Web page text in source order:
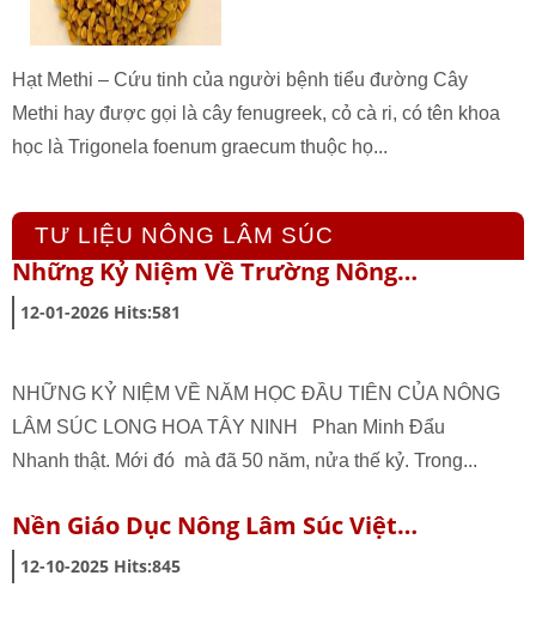
Hạt Methi – Cứu tinh của người bệnh tiểu đường Cây
Methi hay được gọi là cây fenugreek, cỏ cà ri, có tên khoa
học là Trigonela foenum graecum thuộc họ...
TƯ LIỆU NÔNG LÂM SÚC
Những Kỷ Niệm Về Trường Nông…
12-01-2026 Hits:581
NHỮNG KỶ NIỆM VỀ NĂM HỌC ĐẦU TIÊN CỦA NÔNG
LÂM SÚC LONG HOA TÂY NINH Phan Minh Đẩu
Nhanh thật. Mới đó mà đã 50 năm, nửa thế kỷ. Trong...
Nền Giáo Dục Nông Lâm Súc Việt…
12-10-2025 Hits:845